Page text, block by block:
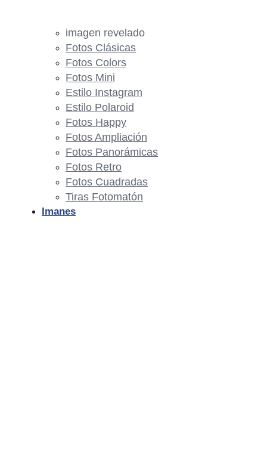
imagen revelado
Fotos Clásicas
Fotos Colors
Fotos Mini
Estilo Instagram
Estilo Polaroid
Fotos Happy
Fotos Ampliación
Fotos Panorámicas
Fotos Retro
Fotos Cuadradas
Tiras Fotomatón
Imanes